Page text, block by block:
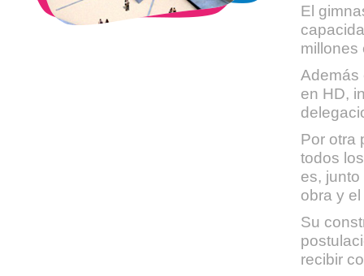
El
millones
Además
en HD,
Por otra
todos
es,
obra y
Su
recibir